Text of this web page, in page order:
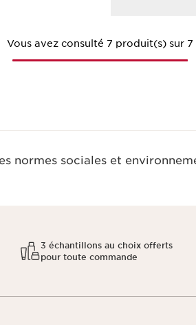
Vous avez consulté 7 produit(s) sur 7
normes sociales et
3 échantillons au choix offerts
pour toute commande